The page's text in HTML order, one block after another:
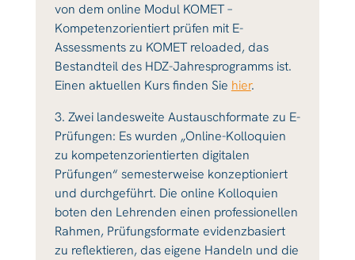
von dem online Modul KOMET –
Kompetenzorientiert prüfen mit E-
Assessments zu KOMET reloaded, das
Bestandteil des HDZ-Jahresprogramms ist.
Einen aktuellen Kurs finden Sie hier.
3. Zwei landesweite Austauschformate zu E-
Prüfungen: Es wurden „Online-Kolloquien
zu kompetenzorientierten digitalen
Prüfungen“ semesterweise konzeptioniert
und durchgeführt. Die online Kolloquien
boten den Lehrenden einen professionellen
Rahmen, Prüfungsformate evidenzbasiert
zu reflektieren, das eigene Handeln und die